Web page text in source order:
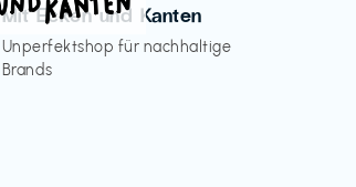
Mit Ecken und Kanten
Unperfektshop für nachhaltige
Brands